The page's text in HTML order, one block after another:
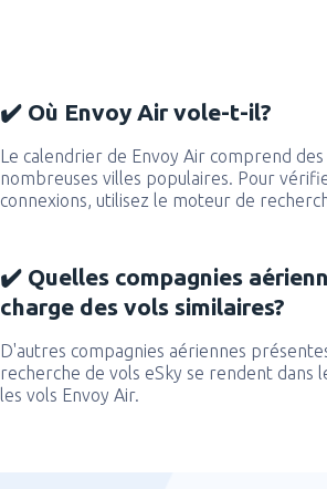
✔️ Où Envoy Air vole-t-il?
Le calendrier de Envoy Air comprend
nombreuses villes populaires. Pour
connexions, utilisez le moteur de
✔️ Quelles compagnies
charge des vols similaires?
D'autres compagnies aériennes
recherche de vols eSky se rendent dans
les vols Envoy Air.